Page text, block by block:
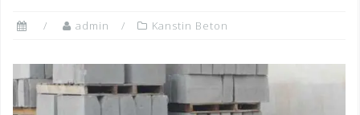
admin Kanstin Beton